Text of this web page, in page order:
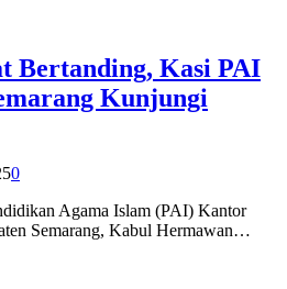
Bertanding, Kasi PAI
Kunjungi
0
Agama Islam (PAI) Kantor
Semarang, Kabul Hermawan…